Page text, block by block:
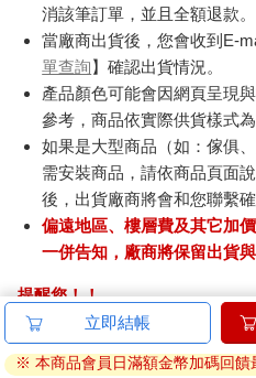
消該筆訂單，並且全額退款。
當廠商出貨後，您會收到E-
單查詢】確認出貨情況。
產品顏色可能會因網頁呈現
參考，商品依實際供貨樣式為
如果是大型商品（如：傢俱
需安裝商品，請依商品頁面
後，出貨廠商將會和您聯繫
偏遠地區、樓層費及其它加
一併告知，廠商將保留出貨與
提醒您！！
金石堂及銀行均不會請您操作
ATM提款機，請不要聽從指示，